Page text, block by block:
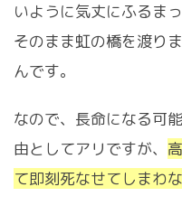
いように気丈にふるま
そのまま虹の橋を渡り
んです。
なので、長命になる可
由としてアリですが、
て即刻死なせてしまわ